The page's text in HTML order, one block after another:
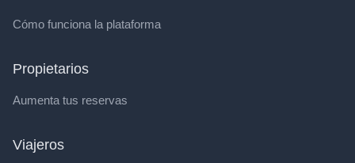
Cómo funciona la plataforma
Propietarios
Aumenta tus reservas
Viajeros